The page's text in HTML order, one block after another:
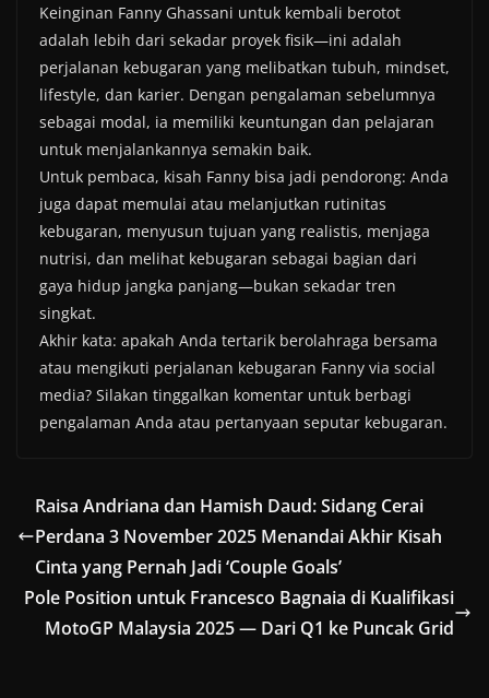
Keinginan Fanny Ghassani untuk kembali berotot
adalah lebih dari sekadar proyek fisik—ini adalah
perjalanan kebugaran yang melibatkan tubuh, mindset,
lifestyle, dan karier. Dengan pengalaman sebelumnya
sebagai modal, ia memiliki keuntungan dan pelajaran
untuk menjalankannya semakin baik.
Untuk pembaca, kisah Fanny bisa jadi pendorong: Anda
juga dapat memulai atau melanjutkan rutinitas
kebugaran, menyusun tujuan yang realistis, menjaga
nutrisi, dan melihat kebugaran sebagai bagian dari
gaya hidup jangka panjang—bukan sekadar tren
singkat.
Akhir kata: apakah Anda tertarik berolahraga bersama
atau mengikuti perjalanan kebugaran Fanny via social
media? Silakan tinggalkan komentar untuk berbagi
pengalaman Anda atau pertanyaan seputar kebugaran.
Raisa Andriana dan Hamish Daud: Sidang Cerai
Perdana 3 November 2025 Menandai Akhir Kisah
Cinta yang Pernah Jadi ‘Couple Goals’
Pole Position untuk Francesco Bagnaia di Kualifikasi
MotoGP Malaysia 2025 — Dari Q1 ke Puncak Grid